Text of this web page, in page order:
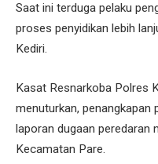
Saat ini terduga pelaku
proses penyidikan lebih
Kediri.
Kasat Resnarkoba Polres
menuturkan, penangkapan
laporan dugaan peredaran
Kecamatan Pare.